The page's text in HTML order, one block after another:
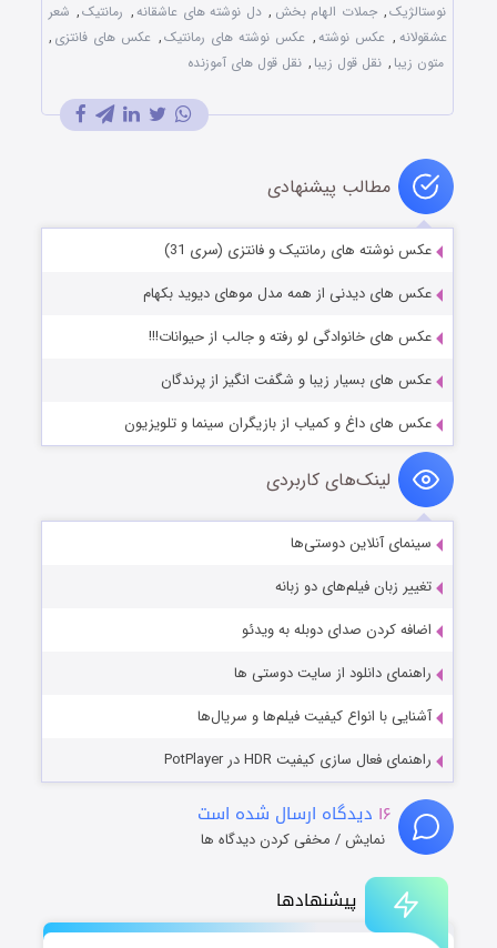
پیشنهادها
نوستالژیک, جملات الهام بخش , دل نوشته های عاشقانه, رمانتیک, شعر
عشقولانه , عکس نوشته, عکس نوشته های رمانتیک, عکس های فانتزی ,
متون زیبا , نقل قول زیبا , نقل قول های آموزنده
مطالب پیشنهادی
عکس نوشته های رمانتیک و فانتزی (سری 31)
عکس های دیدنی از همه مدل موهای دیوید بکهام
عکس های خانوادگی لو رفته و جالب از حیوانات!!!
عکس های بسیار زیبا و شگفت انگیز از پرندگان
عکس های داغ و کمیاب از بازیگران سینما و تلویزیون
لینک‌های کاربردی
سینمای آنلاین دوستی‌ها
تغییر زبان فیلم‌های دو زبانه
اضافه کردن صدای دوبله به ویدئو
راهنمای دانلود از سایت دوستی ها
آشنایی با انواع کیفیت فیلم‌ها و سریال‌ها
راهنمای فعال سازی کیفیت HDR در PotPlayer
۱۶ دیدگاه ارسال شده است
نمایش / مخفی کردن دیدگاه ها